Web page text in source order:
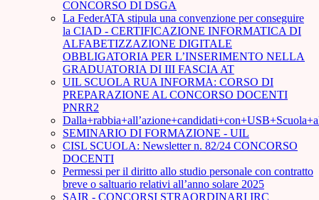
CONCORSO DI DSGA
La FederATA stipula una convenzione per conseguire
la CIAD - CERTIFICAZIONE INFORMATICA DI
ALFABETIZZAZIONE DIGITALE
OBBLIGATORIA PER L’INSERIMENTO NELLA
GRADUATORIA DI III FASCIA AT
UIL SCUOLA RUA INFORMA: CORSO DI
PREPARAZIONE AL CONCORSO DOCENTI
PNRR2
SEMINARIO DI FORMAZIONE - UIL
CISL SCUOLA: Newsletter n. 82/24 CONCORSO
DOCENTI
Permessi per il diritto allo studio personale con contratto
breve o saltuario relativi all’anno solare 2025
SAIR - CONCORSI STRAORDINARI IRC